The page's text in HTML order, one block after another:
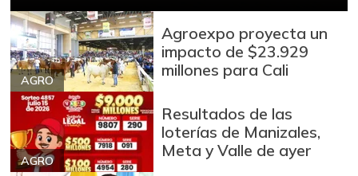
12/09/2023
Arroz blanco
importado
07/25/2026
$ 3.283,00
-2,49%
Arroz de primera
07/25/2026
$ 3.494,15
+0,72%
Arroz de segunda
AGRO
Agroexpo proyecta un
impacto de $23.929
millones para Cali
AGRO
Resultados de las
loterías de Manizales,
Meta y Valle de ayer